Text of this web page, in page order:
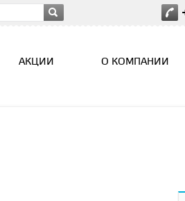
АКЦИИ О КОМПАНИИ